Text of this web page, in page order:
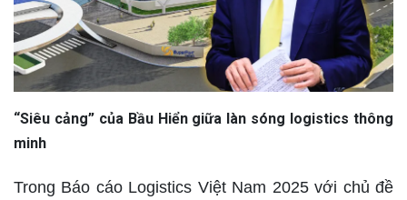
“Siêu cảng” của Bầu Hiển giữa làn sóng logistics thông
minh
Trong Báo cáo Logistics Việt Nam 2025 với chủ đề